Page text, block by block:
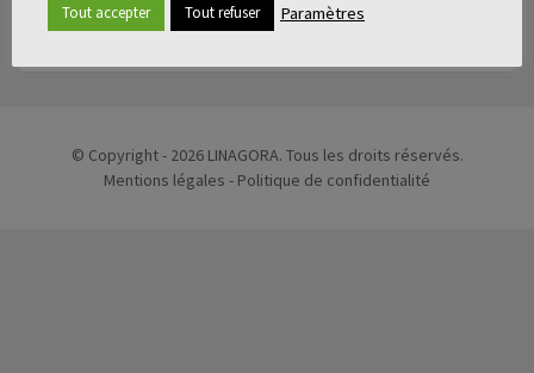
ARTICLES LIÉS
© Copyright - 2026 LINAGORA. Tous les droits réservés.
Mentions légales - Politique de confidentialité
Tout accepter Tout refuser Paramètres